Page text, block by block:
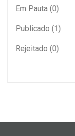
Em Pauta (0)
Publicado (1)
Rejeitado (0)